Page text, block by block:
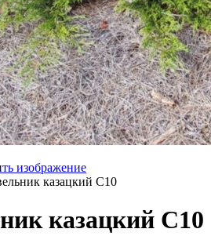
изображение
казацкий С10
казацкий С10